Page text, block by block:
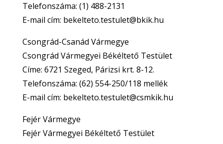
Telefonszáma: (1) 488-2131
E-mail cím: bekelteto.testulet@bkik.hu
Csongrád-Csanád Vármegye
Csongrád Vármegyei Békéltető Testület
Címe: 6721 Szeged, Párizsi krt. 8-12.
Telefonszáma: (62) 554-250/118 mellék
E-mail cím: bekelteto.testulet@csmkik.hu
Fejér Vármegye
Fejér Vármegyei Békéltető Testület